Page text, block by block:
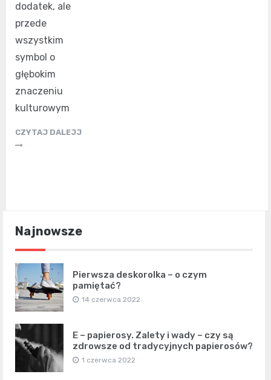
dodatek, ale
przede
wszystkim
symbol o
głębokim
znaczeniu
kulturowym
CZYTAJ DALEJJ
Najnowsze
Pierwsza deskorolka – o czym
pamiętać?
14 czerwca 2022
E – papierosy. Zalety i wady – czy są
zdrowsze od tradycyjnych papierosów?
1 czerwca 2022